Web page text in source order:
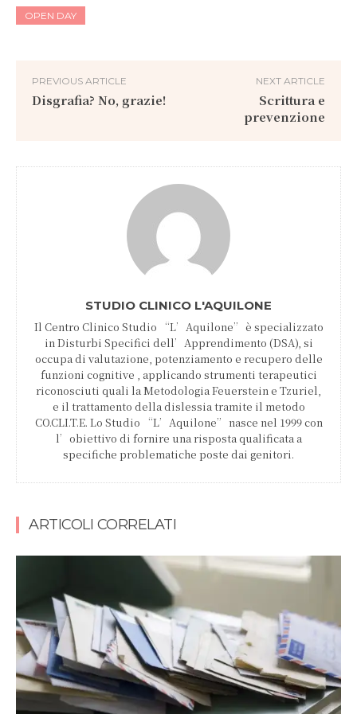
OPEN DAY
PREVIOUS ARTICLE
Disgrafia? No, grazie!
NEXT ARTICLE
Scrittura e
prevenzione
STUDIO CLINICO L'AQUILONE
Il Centro Clinico Studio “L’Aquilone” è specializzato
in Disturbi Specifici dell’Apprendimento (DSA), si
occupa di valutazione, potenziamento e recupero delle
funzioni cognitive , applicando strumenti terapeutici
riconosciuti quali la Metodologia Feuerstein e Tzuriel,
e il trattamento della dislessia tramite il metodo
CO.CLI.T.E. Lo Studio “L’Aquilone” nasce nel 1999 con
l’obiettivo di fornire una risposta qualificata a
specifiche problematiche poste dai genitori.
ARTICOLI CORRELATI